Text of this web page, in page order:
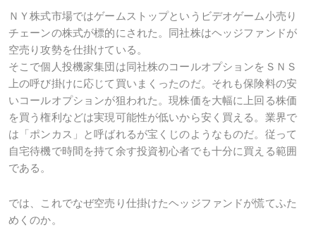
ＮＹ株式市場ではゲームストップというビデオゲーム小売り
チェーンの株式が標的にされた。同社株はヘッジファンドが
空売り攻勢を仕掛けている。
そこで個人投機家集団は同社株のコールオプションをＳＮＳ
上の呼び掛けに応じて買いまくったのだ。それも保険料の安
いコールオプションが狙われた。現株価を大幅に上回る株価
を買う権利などは実現可能性が低いから安く買える。業界で
は「ポンカス」と呼ばれるが宝くじのようなものだ。従って
自宅待機で時間を持て余す投資初心者でも十分に買える範囲
である。
では、これでなぜ空売り仕掛けたヘッジファンドが慌てふた
めくのか。